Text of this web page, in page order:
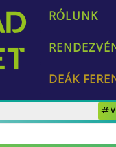
RÓLUNK
DEÁK